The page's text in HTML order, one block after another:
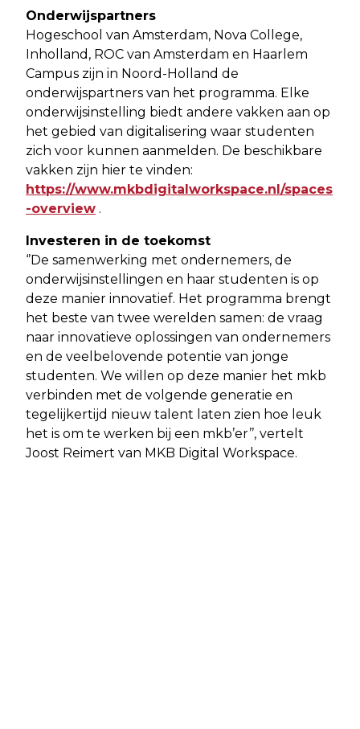
Onderwijspartners
Hogeschool van Amsterdam, Nova College,
Inholland, ROC van Amsterdam en Haarlem
Campus zijn in Noord-Holland de
onderwijspartners van het programma. Elke
onderwijsinstelling biedt andere vakken aan op
het gebied van digitalisering waar studenten
zich voor kunnen aanmelden. De beschikbare
vakken zijn hier te vinden:
https://www.mkbdigitalworkspace.nl/spaces
-overview .
Investeren in de toekomst
‘’De samenwerking met ondernemers, de
onderwijsinstellingen en haar studenten is op
deze manier innovatief. Het programma brengt
het beste van twee werelden samen: de vraag
naar innovatieve oplossingen van ondernemers
en de veelbelovende potentie van jonge
studenten. We willen op deze manier het mkb
verbinden met de volgende generatie en
tegelijkertijd nieuw talent laten zien hoe leuk
het is om te werken bij een mkb’er’’, vertelt
Joost Reimert van MKB Digital Workspace.